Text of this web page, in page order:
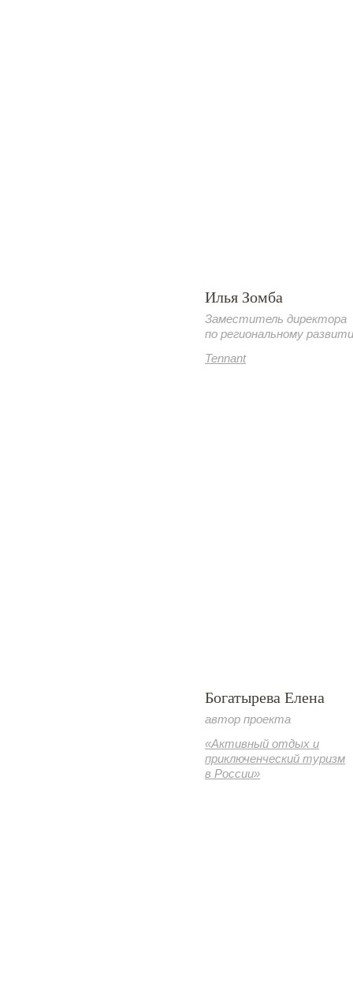
Илья Зомба
Заместитель директора
по региональному
Tennant
Богатырева Елена
автор проекта
«Активный отдых и
приключенческий туризм
в России»